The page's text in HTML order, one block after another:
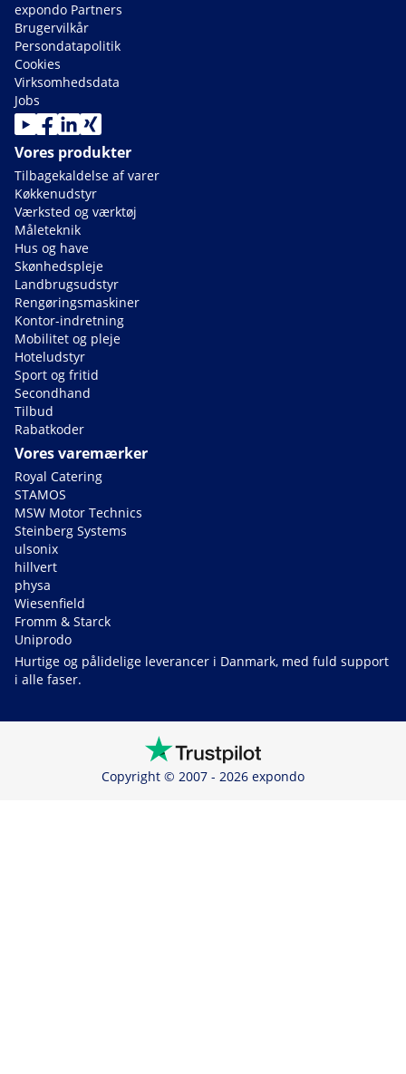
expondo Partners
Brugervilkår
Persondatapolitik
Cookies
Virksomhedsdata
Jobs
Vores produkter
Tilbagekaldelse af varer
Køkkenudstyr
Værksted og værktøj
Måleteknik
Hus og have
Skønhedspleje
Landbrugsudstyr
Rengøringsmaskiner
Kontor-indretning
Mobilitet og pleje
Hoteludstyr
Sport og fritid
Secondhand
Tilbud
Rabatkoder
Vores varemærker
Royal Catering
STAMOS
MSW Motor Technics
Steinberg Systems
ulsonix
hillvert
physa
Wiesenfield
Fromm & Starck
Uniprodo
Hurtige og pålidelige leverancer i Danmark, med fuld support
i alle faser.
Copyright © 2007 - 2026 expondo